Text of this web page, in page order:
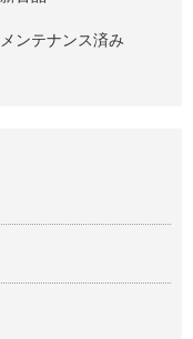
メンテナンス済み